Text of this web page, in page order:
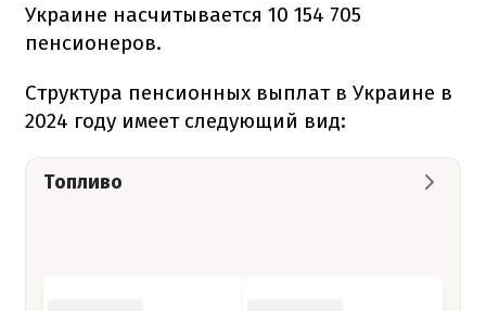
Украине насчитывается 10 154 705
пенсионеров.
Структура пенсионных выплат в Украине в
2024 году имеет следующий вид:
Топливо